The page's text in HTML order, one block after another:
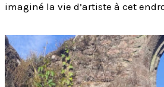
imaginé la vie d’artiste à cet